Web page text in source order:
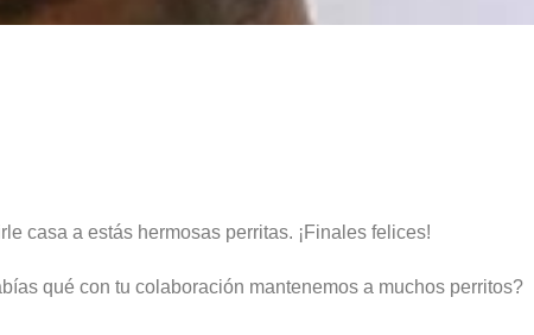
casa a estás hermosas perritas. ¡Finales felices!
qué con tu colaboración mantenemos a muchos perritos?